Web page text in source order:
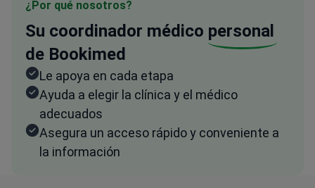
¿Por qué nosotros?
Su coordinador médico personal
de Bookimed
Le apoya en cada etapa
Ayuda a elegir la clínica y el médico
adecuados
Asegura un acceso rápido y conveniente a
la información